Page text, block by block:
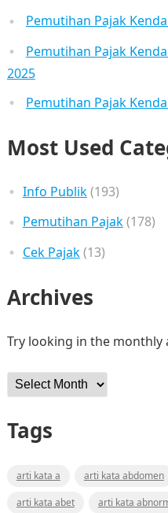
Pemutihan Pajak
Pemutihan Pajak
2025
Pemutihan Pajak
Most Used
Info Publik(193)
Pemutihan Pajak(178)
Cek Pajak(13)
Archives
Try looking in the monthly
Archives
Tags
arti kata a arti kata abdomen
arti kata abet
arti kata